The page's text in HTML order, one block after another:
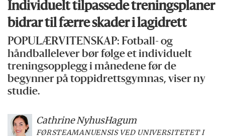
Individuelt tilpassede treningsplaner
bidrar til færre skader i lagidrett
POPULÆRVITENSKAP: Fotball- og
håndballelever bør følge et individuelt
treningsopplegg i månedene før de
begynner på toppidrettsgymnas, viser ny
studie.
Cathrine NyhusHagum
FØRSTEAMANUENSIS VED UNIVERSITETET I